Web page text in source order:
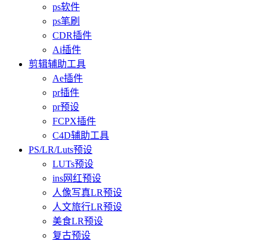
ps软件
ps笔刷
CDR插件
Ai插件
剪辑辅助工具
Ae插件
pr插件
pr预设
FCPX插件
C4D辅助工具
PS/LR/Luts预设
LUTs预设
ins网红预设
人像写真LR预设
人文旅行LR预设
美食LR预设
复古预设